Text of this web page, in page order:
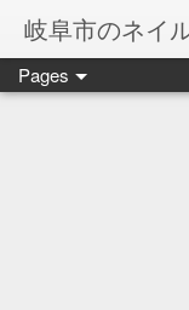
ネイル岐阜市
Pages